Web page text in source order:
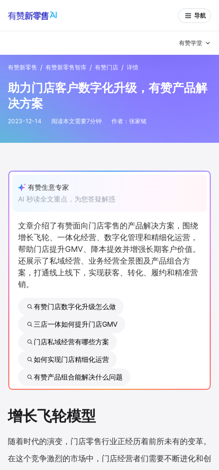
导航
有赞学堂
私域日历
有赞说案例拆解 有赞专家说
有赞春季发布会
新零售私享会 门店经营增长公开课
AllValue 战略合作
增长产品指南
产品更新动态 帮助中心
行业洞察
新零售资讯
培训课程
增长俱乐部
有赞新零售 / 有赞新零售智库 / 有赞门店 / 详情
助力门店客户数字化升级，有赞产品解
决方案
2023-12-14 阅读本文需要7分钟 作者： 张家铭
有赞生意专家
AI 秒读全文重点，为您答疑解惑
文章介绍了有赞面向门店零售的产品解决方案，围绕
增长飞轮、一体化经营、数字化管理和精细化运营，
帮助门店提升GMV、降本提效并增强长期客户价值。
还展示了私域经营、业务经营全景图及产品组合方
案，打通线上线下，实现获客、转化、履约和精准营
销。
有赞门店数字化升级怎么做
三店一体如何提升门店GMV
门店私域经营有哪些方案
如何实现门店精细化运营
有赞产品组合能解决什么问题
增长飞轮模型
随着时代的演变，门店零售行业正经历着前所未有的变革。
在这个竞争激烈的市场中，门店经营者们需要不断进化和创